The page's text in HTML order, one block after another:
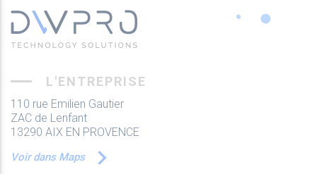
L'ENTREPRISE
110 rue Emilien Gautier
ZAC de Lenfant
13290 AIX EN PROVENCE
Voir dans Maps